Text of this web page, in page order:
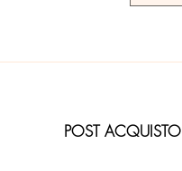
POST ACQUISTO